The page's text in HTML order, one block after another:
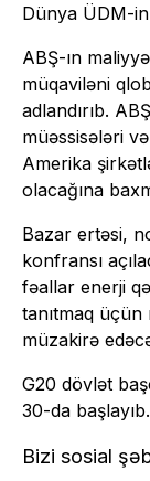
Dünya ÜDM-
ABŞ-ın
müqaviləni
adlandırıb.
müəssisələri
Amerika
olacağına
Bazar ertəsi,
konfransı
fəallar enerji
tanıtmaq
müzakirə
G20 dövlət
30-da başlayıb.
Bizi sosial